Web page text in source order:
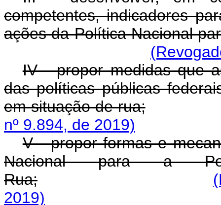
competentes, indicadores
ações da Política Nacional
IV - propor medidas que
das políticas públicas
em situação de rua;
nº 9.894, de 2019)
V - propor formas e
Nacional para a
Rua;
2019)